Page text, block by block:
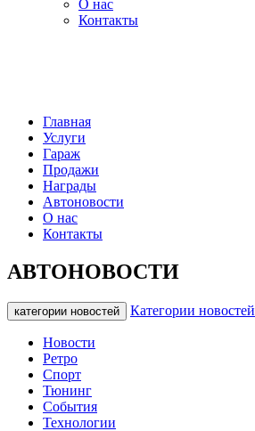
О нас
Контакты
Главная
Услуги
Гараж
Продажи
Награды
Автоновости
О нас
Контакты
АВТОНОВОСТИ
категории новостей Категории новостей
Новости
Ретро
Спорт
Тюнинг
События
Технологии